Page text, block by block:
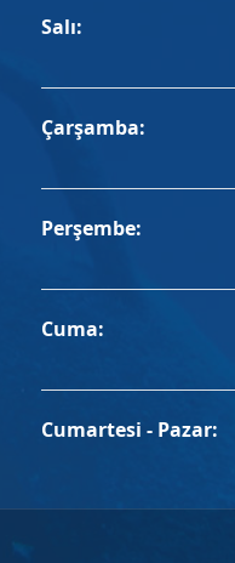
Salı:
Çarşamba:
Perşembe:
Cuma:
Cumartesi - Pazar: